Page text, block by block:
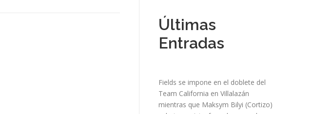
Últimas
Entradas
Fields se impone en el doblete del
Team California en Villalazán
mientras que Maksym Bilyi (Cortizo)